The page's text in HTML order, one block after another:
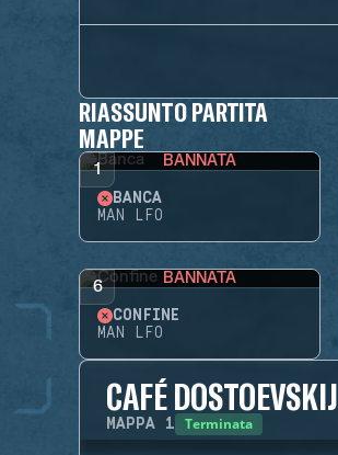
RIASSUNTO PARTITA
MAPPE
1 BANNATA
BANCA
MAN LFO
6 BANNATA
CONFINE
MAN LFO
CAFÉ DOSTOEVSKIJ
MAPPA 1 Terminata